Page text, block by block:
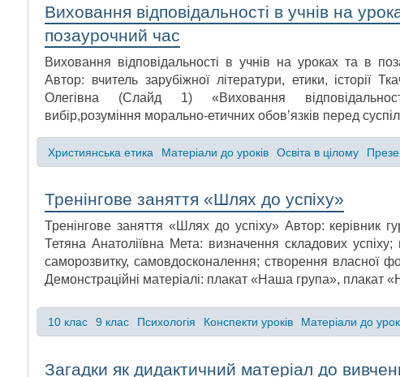
Виховання відповідальності в учнів на
позаурочний час
Виховання відповідальності в учнів на уроках та в
Автор: вчитель зарубіжної літератури, етики, історії
Олегівна (Слайд 1) «Виховання
вибір,розуміння морально-етичних обов’язків перед
Християнська етика Матеріали до уроків Освіта в цілому
Тренінгове заняття «Шлях до успіху»
Тренінгове заняття «Шлях до успіху» Автор: керівник
Тетяна Анатоліївна Мета: визначення складових
саморозвитку, самовдосконалення; створення власної
Демонстраційні матеріалі: плакат «Наша група», плакат
10 клас 9 клас Психологія Конспекти уроків Матеріали до
Загадки як дидактичний матеріал до